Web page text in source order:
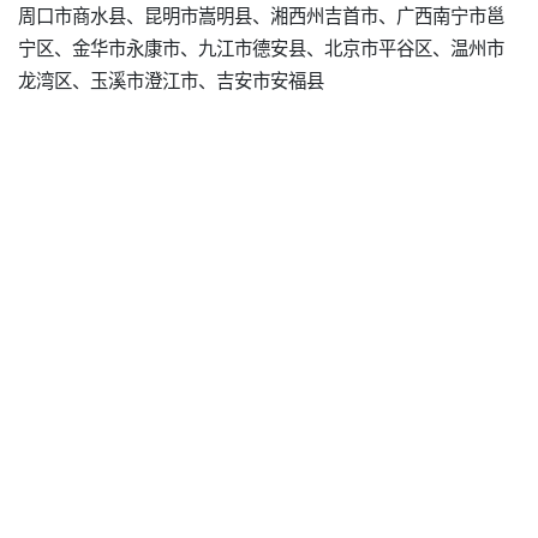
周口市商水县、昆明市嵩明县、湘西州吉首市、广西南宁市邕
宁区、金华市永康市、九江市德安县、北京市平谷区、温州市
龙湾区、玉溪市澄江市、吉安市安福县